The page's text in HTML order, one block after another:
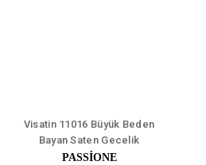
Visatin 11016 Büyük Beden
Bayan Saten Gecelik
PASSİONE